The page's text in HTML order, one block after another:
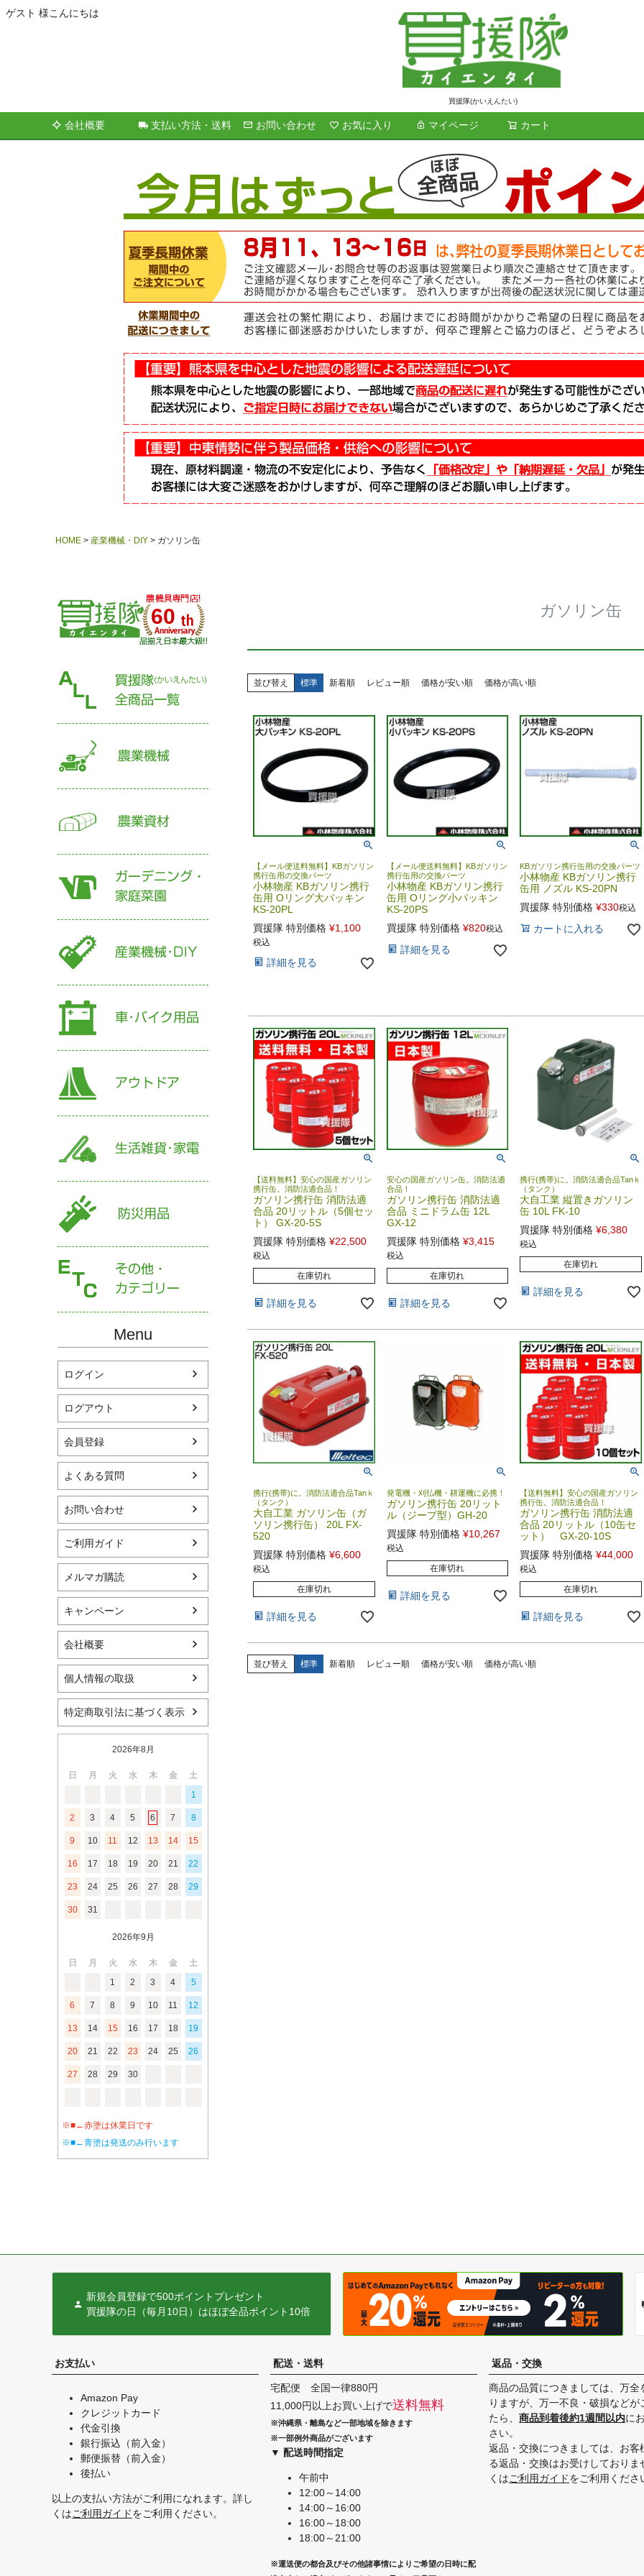
ゲスト 様こんにちは
買援隊(かいえんたい)
会社概要 支払い方法・送料 お問い合わせ お気に入り マイページ カート
検索
HOME 産業機械・DIY ガソリン缶
60
Menu
ログイン
ログアウト
会員登録
よくある質問
お問い合わせ
ご利用ガイド
メルマガ購読
キャンペーン
会社概要
個人情報の取扱
特定商取引法に基づく表示
2026年8月
日 月 火 水 木 金
土
1
2 3 4 5 6 7 8
9 10 11 12 13 14 15
16 17 18 19 20 21 22
23 24 25 26 27 28 29
30 31
2026年9月
日 月 火 水 木 金
土
1
2 3 4 5
6 7 8 9 10 11 12
13 14 15 16 17 18 19
20 21 22 23 24 25 26
27 28 29 30
※■←赤塗は休業日です
※■←青塗は発送のみ行います
ガソリン缶
並び替え 標準 新着順 レビュー順 価格が安い順 価格が高い順
【メール便送料無料】KBガソリン
携行缶用の交換パーツ
小林物産 KBガソリン携行
缶用 Oリング大パッキン
KS-20PL
買援隊 特別価格 ¥1,100
税込
詳細を見る
【メール便送料無料】KBガソリン
携行缶用の交換パーツ
小林物産 KBガソリン携行
缶用 Oリング小パッキン
KS-20PS
買援隊 特別価格 ¥820税込
詳細を見る
KBガソリン携行缶用の交換パーツ
小林物産 KBガソリン携行
缶用 ノズル KS-20PN
買援隊 特別価格 ¥330税込
カートに入れる
【送料無料】安心の国産ガソリン
携行缶。消防法適合品！
ガソリン携行缶 消防法適
合品 20リットル（5個セッ
ト） GX-20-5S
買援隊 特別価格 ¥22,500
税込
在庫切れ
詳細を見る
安心の国産ガソリン缶。消防法適
合品！
ガソリン携行缶 消防法適
合品 ミニドラム缶 12L
GX-12
買援隊 特別価格 ¥3,415
税込
在庫切れ
詳細を見る
携行(携帯)に。消防法適合品Tanｋ
（タンク）
大自工業 縦置きガソリン
缶 10L FK-10
買援隊 特別価格 ¥6,380
税込
在庫切れ
詳細を見る
携行(携帯)に。消防法適合品Tanｋ
（タンク）
大自工業 ガソリン缶（ガ
ソリン携行缶） 20L FX-
520
買援隊 特別価格 ¥6,600
税込
在庫切れ
詳細を見る
発電機・刈払機・耕運機に必携！
ガソリン携行缶 20リット
ル（ジープ型）GH-20
買援隊 特別価格 ¥10,267
税込
在庫切れ
詳細を見る
【送料無料】安心の国産ガソリン
携行缶。消防法適合品！
ガソリン携行缶 消防法適
合品 20リットル（10缶セ
ット） GX-20-10S
買援隊 特別価格 ¥44,000
税込
在庫切れ
詳細を見る
並び替え 標準 新着順 レビュー順 価格が安い順 価格が高い順
新規会員登録で500ポイントプレゼント
買援隊の日（毎月10日）はほぼ全品ポイント10倍
お支払い
Amazon Pay
クレジットカード
代金引換
銀行振込（前入金）
郵便振替（前入金）
後払い
以上の支払い方法がご利用になれます。詳し
くはご利用ガイドをご利用ください。
配送・送料
宅配便 全国一律880円
11,000円以上お買い上げで送料無料
※沖縄県・離島など一部地域を除きます
※一部例外商品がございます
▼ 配送時間指定
午前中
12:00～14:00
14:00～16:00
16:00～18:00
18:00～21:00
※運送便の都合及びその他諸事情によりご希望の日時に配
返品・交換
商品の品質につきましては、万全
りますが、万一不良・破損などが
たら、 商品到着後約1週間以内に
さい。
返品・交換につきましては、お客
る返品・交換はお受けしておりま
くはご利用ガイドをご利用くださ